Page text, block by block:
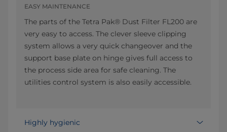
EASY MAINTENANCE
The parts of the Tetra Pak® Dust Filter FL200 are
very easy to access. The clever sleeve clipping
system allows a very quick changeover and the
support base plate on hinge gives full access to
the process side area for safe cleaning. The
utilities control system is also easily accessible.
Highly hygienic